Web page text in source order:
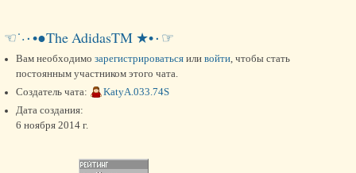
☜˙·٠•●The AdidasTM ★•٠☞
Вам необходимо зарегистрироваться или войти , чтобы стать
постоянным участником этого чата.
Создатель чата:
KatyA.033.74S
Дата создания:
6 ноября 2014 г.